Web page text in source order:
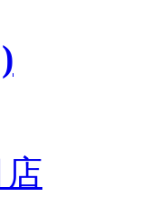
店